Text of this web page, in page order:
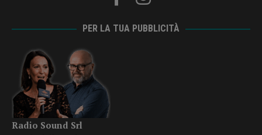
PER LA TUA PUBBLICITÀ
Radio Sound Srl